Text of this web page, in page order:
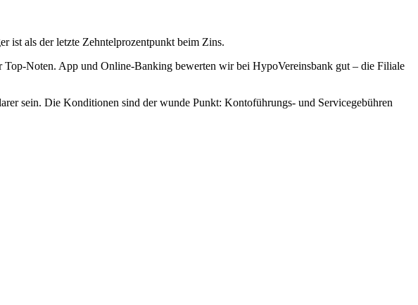
ist als der letzte Zehntelprozentpunkt beim Zins.
Noten. App und Online-Banking bewerten wir bei HypoVereinsbank gut – die Filiale
sein. Die Konditionen sind der wunde Punkt: Kontoführungs- und Servicegebühren